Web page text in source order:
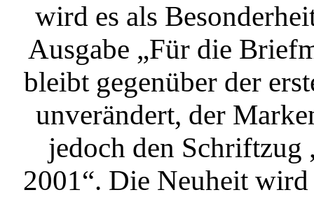
wird es als
Ausgabe „Für die
bleibt gegenüber der
unverändert, der
jedoch den Schriftzug
2001“. Die Neuheit